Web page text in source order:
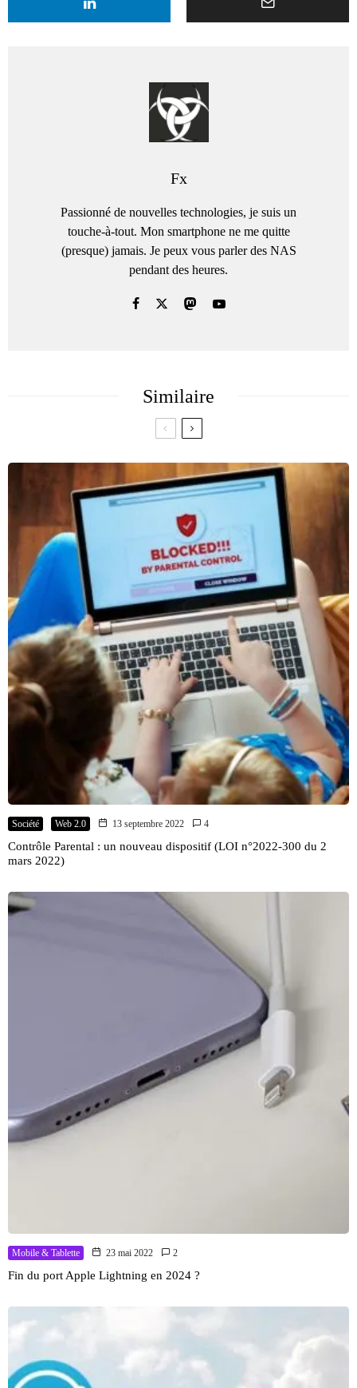
Fx
Passionné de nouvelles technologies, je suis un
touche-à-tout. Mon smartphone ne me quitte
(presque) jamais. Je peux vous parler des NAS
pendant des heures.
Similaire
Société Web 2.0 13 septembre 2022 4
Contrôle Parental : un nouveau dispositif (LOI n°2022-300 du 2
mars 2022)
Mobile & Tablette 23 mai 2022 2
Fin du port Apple Lightning en 2024 ?